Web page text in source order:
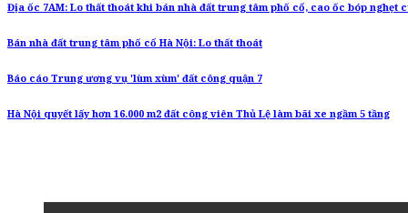
Địa ốc 7AM: Lo thất thoát khi bán nhà đất trung tâm phố cổ, cao ốc bóp nghẹt
Bán nhà đất trung tâm phố cổ Hà Nội: Lo thất thoát
Báo cáo Trung ương vụ 'lùm xùm' đất công quận 7
Hà Nội quyết lấy hơn 16.000 m2 đất công viên Thủ Lệ làm bãi xe ngầm 5 tầng